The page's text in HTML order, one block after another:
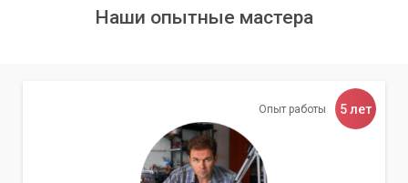
«Компьютерный Мастер», вы доверяете свою
технику настоящим профессионалам, которые
Не позволяйте компьютерным проблемам нарушить ваши
планы или помешать работе. Сервисный центр
Наши опытные мастера
Опыт работы 5 лет